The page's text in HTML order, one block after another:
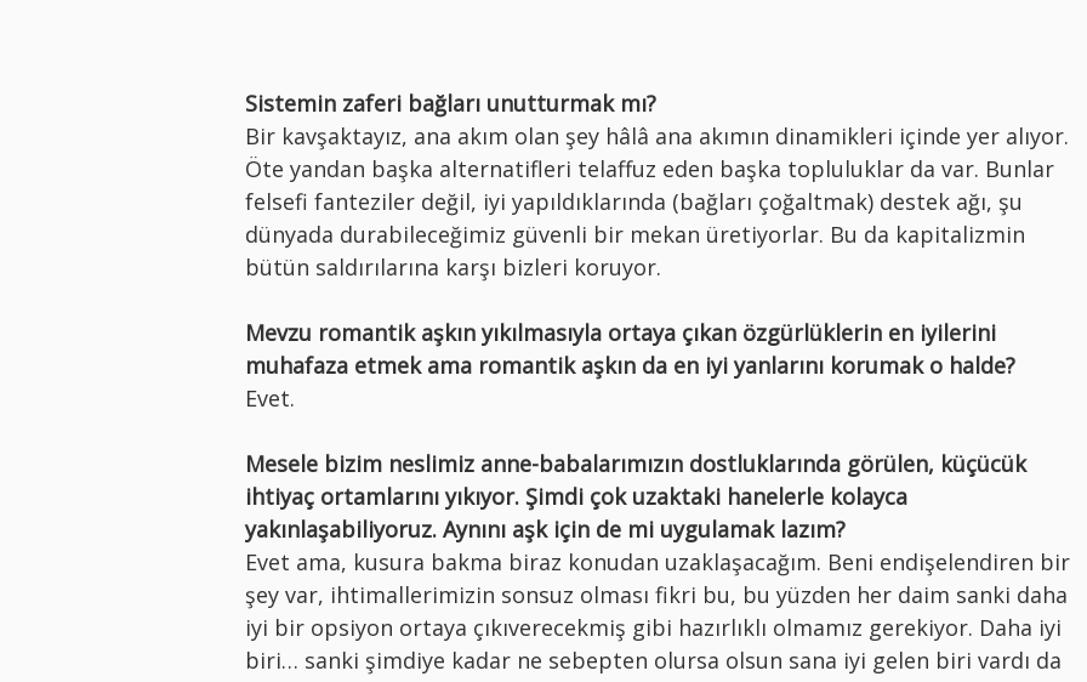
Sistemin zaferi bağları unutturmak mı?
Bir kavşaktayız, ana akım olan şey hâlâ ana akımın dinamikleri içinde yer alıyor.
Öte yandan başka alternatifleri telaffuz eden başka topluluklar da var. Bunlar
felsefi fanteziler değil, iyi yapıldıklarında (bağları çoğaltmak) destek ağı, şu
dünyada durabileceğimiz güvenli bir mekan üretiyorlar. Bu da kapitalizmin
bütün saldırılarına karşı bizleri koruyor.
Mevzu romantik aşkın yıkılmasıyla ortaya çıkan özgürlüklerin en iyilerini
muhafaza etmek ama romantik aşkın da en iyi yanlarını korumak o halde?
Evet.
Mesele bizim neslimiz anne-babalarımızın dostluklarında görülen, küçücük
ihtiyaç ortamlarını yıkıyor. Şimdi çok uzaktaki hanelerle kolayca
yakınlaşabiliyoruz. Aynını aşk için de mi uygulamak lazım?
Evet ama, kusura bakma biraz konudan uzaklaşacağım. Beni endişelendiren bir
şey var, ihtimallerimizin sonsuz olması fikri bu, bu yüzden her daim sanki daha
iyi bir opsiyon ortaya çıkıverecekmiş gibi hazırlıklı olmamız gerekiyor. Daha iyi
biri… sanki şimdiye kadar ne sebepten olursa olsun sana iyi gelen biri vardı da